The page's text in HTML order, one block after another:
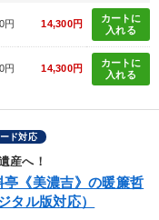
円 14,300円
カートに
入れる
円 14,300円
カートに
入れる
ド対応
産へ！
《美濃吉》の暖簾哲
タル版対応）